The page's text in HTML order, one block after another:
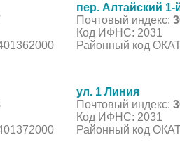
пер. Алтайский 1-
Почтовый индекс:
Код ИФНС: 2031
Районный код
ул. 1 Линия
Почтовый индекс:
Код ИФНС: 2031
Районный код